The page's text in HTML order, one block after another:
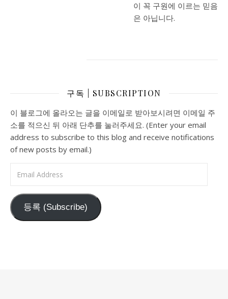
이 꼭 구원에 이르는 믿음
은 아닙니다.
구독 | SUBSCRIPTION
이 블로그에 올라오는 글을 이메일로 받아보시려면 이메일 주
소를 적으신 뒤 아래 단추를 눌러주세요. (Enter your email
address to subscribe to this blog and receive notifications
of new posts by email.)
등록 (Subscribe)